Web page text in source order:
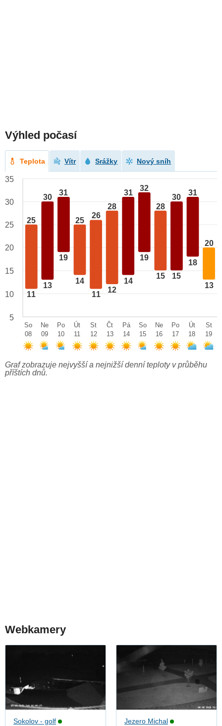
Výhled počasí
Teplota Vítr Srážky Nový sníh
25
11
30
13
31
19
25
14
26
11
28
12
31
14
32
19
28
15
30
15
31
18
20
13
35
30
25
20
15
10
5
So
08
Ne
09
Po
10
Út
11
St
12
Čt
13
Pá
14
So
15
Ne
16
Po
17
Út
18
St
19
Graf zobrazuje nejvyšší a nejnižší denní teploty v průběhu
příštích dnů.
Webkamery
Sokolov - golf
Jezero Michal